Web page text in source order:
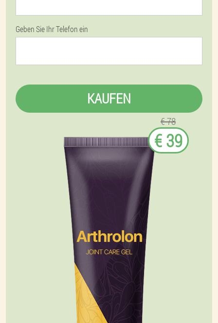
Geben Sie Ihr Telefon ein
KAUFEN
€ 78
€ 39